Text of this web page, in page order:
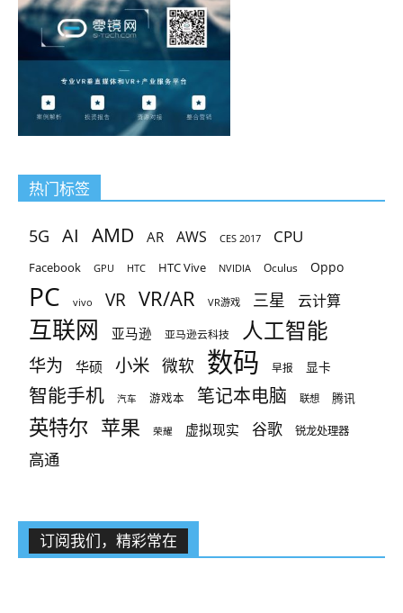
热门标签
5G AI AMD AR AWS CES 2017 CPU
Facebook GPU HTC HTC Vive NVIDIA Oculus Oppo
PC vivo VR VR/AR VR游戏 三星 云计算
互联网 亚马逊 亚马逊云科技 人工智能
华为 华硕 小米 微软 数码 早报 显卡
智能手机 汽车 游戏本 笔记本电脑 联想 腾讯
英特尔 苹果 荣耀 虚拟现实 谷歌 锐龙处理器
高通
订阅我们，精彩常在